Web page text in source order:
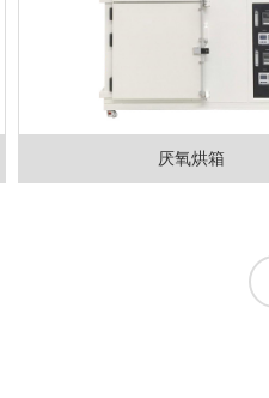
厌氧烘箱